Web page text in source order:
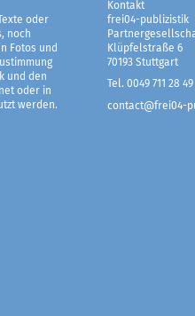
oder
noch
Fotos und
und den
oder in
werden.
Kontakt
frei04-publizistik
Klüpfelstraße 6
70193 Stuttgart
Tel. 0049 711 28 49
contact@frei04-